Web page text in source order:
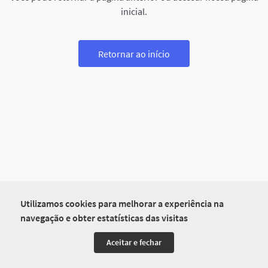
Utilizamos cookies para melhorar a experiência na
navegação e obter estatísticas das visitas
Aceitar e fechar
inicial.
Retornar ao início